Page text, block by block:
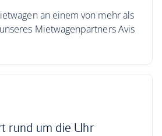
an einem von mehr als
Mietwagenpartners Avis
rund um die Uhr